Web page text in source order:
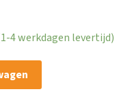
4 werkdagen levertijd)